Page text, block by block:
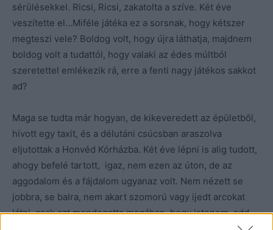
sérülésekkel. Ricsi, Ricsi, zakatolta a szíve. Két éve
veszítette el…Miféle játéka ez a sorsnak, hogy kétszer
megteszi vele? Boldog volt, hogy újra láthatja, majdnem
boldog volt a tudattól, hogy valaki az édes múltból
szeretettel emlékezik rá, erre a fenti nagy játékos sakkot
ad?
Maga se tudta már hogyan, de kikeveredett az épületből,
hívott egy taxit, és a délutáni csúcsban araszolva
eljutottak a Honvéd Kórházba. Két éve lépni is alig tudott,
ahogy befelé tartott, igaz, nem ezen az úton, de az
aggodalom és a fájdalom ugyanaz volt. Nem nézett se
jobbra, se balra, nem akart szomorú vagy ijedt arcokat
látni, csak azt mondogatta magában, hogy istenem, add,